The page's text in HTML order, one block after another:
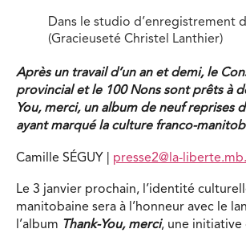
Dans le studio d’enregistrement
(Gracieuseté Christel Lanthier)
Après un travail d’un an et demi, le
provincial et le 100 Nons sont prêts à
You, merci, un album de neuf reprises
ayant marqué la culture franco-
Camille SÉGUY | presse2@la-
Le 3 janvier prochain, l’identité
manitobaine sera à l’honneur avec le
l’album Thank-You, merci, une initiative